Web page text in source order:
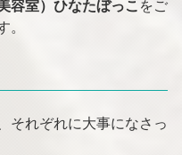
容室）ひなたぼっこ をご
。
それぞれに大事になさっ